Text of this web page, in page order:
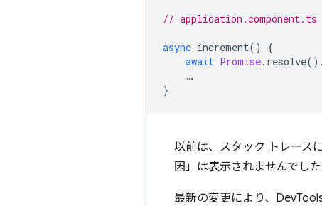
// application.component.ts
async increment()
{
await Promise. resolve().
…
}
以前は、スタック トレース
因」は表示されませんでした
最新の変更により、